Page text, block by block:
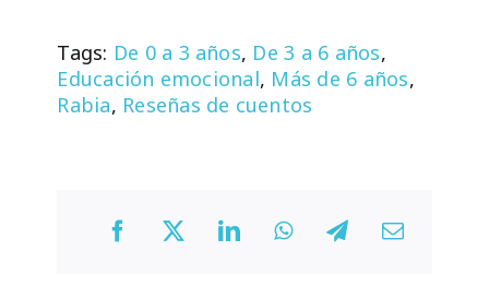
Tags: De 0 a 3 años, De 3 a 6 años,
Educación emocional, Más de 6 años,
Rabia, Reseñas de cuentos